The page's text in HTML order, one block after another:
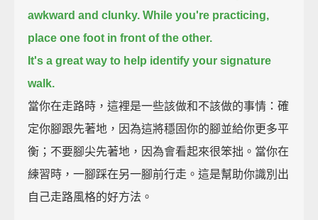
awkward and clunky. While you're practicing,
place one foot in front of the other.
It's a great way to help identify your signature
walk.
當你在走路時，這裡是一些該做和不該做的事情：確
定你腳跟先著地，因為這將穩固你的腳並給你更多平
衡；不要腳尖先著地，因為會看起來很笨拙。當你在
練習時，一腳踩在另一腳前行走。這是幫助你識別出
自己走路風格的好方法。